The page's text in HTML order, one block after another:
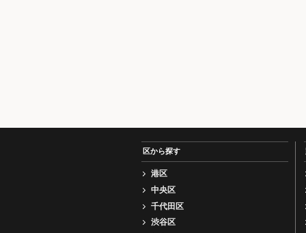
区から探す
港区
中央区
千代田区
渋谷区